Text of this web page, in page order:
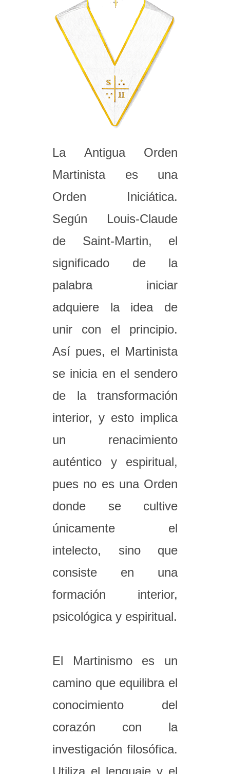
La Antigua Orden
Martinista es una
Orden Iniciática.
Según Louis-Claude
de Saint-Martin, el
significado de la
palabra iniciar
adquiere la idea de
unir con el principio.
Así pues, el Martinista
se inicia en el sendero
de la transformación
interior, y esto implica
un renacimiento
auténtico y espiritual,
pues no es una Orden
donde se cultive
únicamente el
intelecto, sino que
consiste en una
formación interior,
psicológica y espiritual.
El Martinismo es un
camino que equilibra el
conocimiento del
corazón con la
investigación filosófica.
Utiliza el lenguaje y el